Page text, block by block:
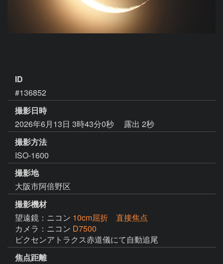
ID
#136852
撮影日時
2026年6月13日 3時43分0秒
露出 2秒
撮影方法
ISO-1600
撮影地
大阪市阿倍野区
撮影機材
望遠鏡：ニコン 10cm屈折 直接焦点
カメラ：ニコン D7500
ビクセンアトラクス赤道儀にて自動追尾
焦点距離